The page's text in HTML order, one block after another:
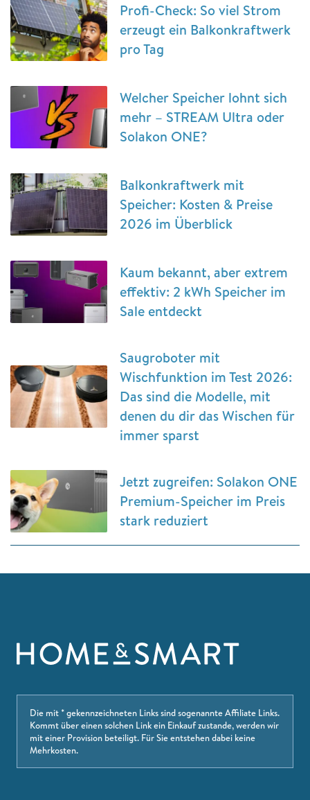
Profi-Check: So viel Strom
erzeugt ein Balkonkraftwerk
pro Tag
Welcher Speicher lohnt sich
mehr – STREAM Ultra oder
Solakon ONE?
Balkonkraftwerk mit
Speicher: Kosten & Preise
2026 im Überblick
Kaum bekannt, aber extrem
effektiv: 2 kWh Speicher im
Sale entdeckt
Saugroboter mit
Wischfunktion im Test 2026:
Das sind die Modelle, mit
denen du dir das Wischen für
immer sparst
Jetzt zugreifen: Solakon ONE
Premium-Speicher im Preis
stark reduziert
Die mit * gekennzeichneten Links sind sogenannte Affiliate Links.
Kommt über einen solchen Link ein Einkauf zustande, werden wir
mit einer Provision beteiligt. Für Sie entstehen dabei keine
Mehrkosten.